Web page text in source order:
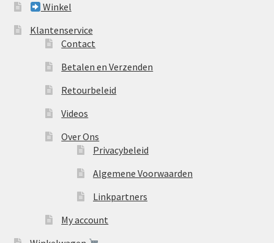
Winkel
Klantenservice
Contact
Betalen en Verzenden
Retourbeleid
Videos
Over Ons
Privacybeleid
Algemene Voorwaarden
Linkpartners
My account